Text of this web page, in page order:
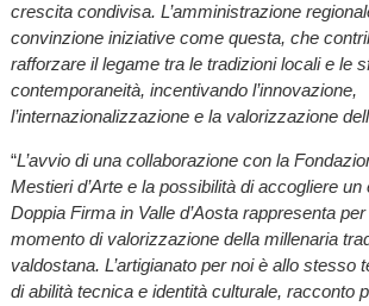
crescita condivisa. L’amministrazione
convinzione iniziative come questa, che
rafforzare il legame tra le tradizioni locali e le
contemporaneità, incentivando l’innovazione,
l’internazionalizzazione e la valorizzazione
“L’avvio di una collaborazione con la
Mestieri d’Arte e la possibilità di accogliere
Doppia Firma in Valle d’Aosta rappresenta
momento di valorizzazione della millenaria
valdostana. L’artigianato per noi è allo stesso
di abilità tecnica e identità culturale, racconto